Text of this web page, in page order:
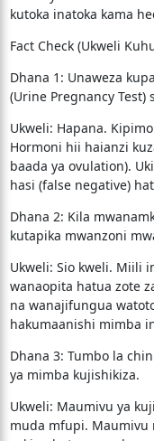
kutoka inatoka kama
​Fact Check (Ukweli
​Dhana 1: Unaweza
(Urine Pregnancy
​Ukweli: Hapana.
Hormoni hii haianzi
baada ya ovulation).
hasi (false negative)
​Dhana 2: Kila
kutapika mwanzoni
​Ukweli: Sio kweli. Miili
wanaopita hatua zote
na wanajifungua
hakumaanishi mimba
​Dhana 3: Tumbo la
ya mimba kujishikiza.
​Ukweli: Maumivu ya
muda mfupi. Maumivu